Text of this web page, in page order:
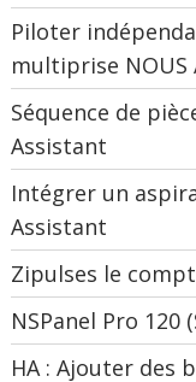
Piloter
multiprise NOUS
Séquence de
Assistant
Intégrer un
Assistant
Zipulses le
NSPanel Pro 120
HA : Ajouter des